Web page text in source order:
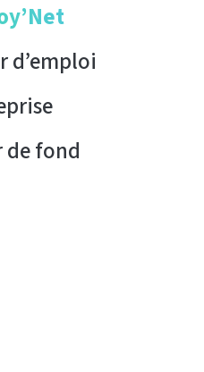
d’emploi
fond